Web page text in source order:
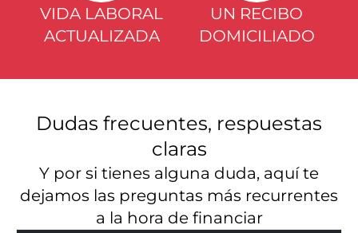
VIDA LABORAL
ACTUALIZADA
UN RECIBO
DOMICILIADO
Dudas frecuentes, respuestas
claras
Y por si tienes alguna duda, aquí te
dejamos las preguntas más recurrentes
a la hora de financiar